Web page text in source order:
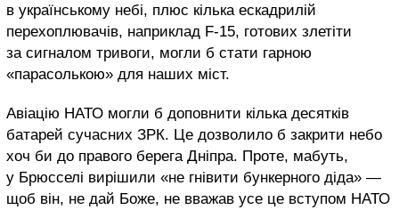
в українському небі, плюс кілька ескадрилій
перехоплювачів, наприклад F-15, готових злетіти
за сигналом тривоги, могли б стати гарною
«парасолькою» для наших міст.
Авіацію НАТО могли б доповнити кілька десятків
батарей сучасних ЗРК. Це дозволило б закрити небо
хоч би до правого берега Дніпра. Проте, мабуть,
у Брюсселі вирішили «не гнівити бункерного діда» —
щоб він, не дай Боже, не вважав усе це вступом НАТО